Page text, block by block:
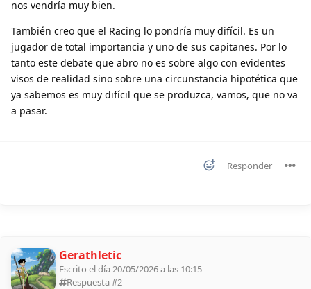
nos vendría muy bien.
También creo que el Racing lo pondría muy difícil. Es un
jugador de total importancia y uno de sus capitanes. Por lo
tanto este debate que abro no es sobre algo con evidentes
visos de realidad sino sobre una circunstancia hipotética que
ya sabemos es muy difícil que se produzca, vamos, que no va
a pasar.
Responder
Gerathletic
Escrito el día 20/05/2026 a las 10:15
Respuesta #2